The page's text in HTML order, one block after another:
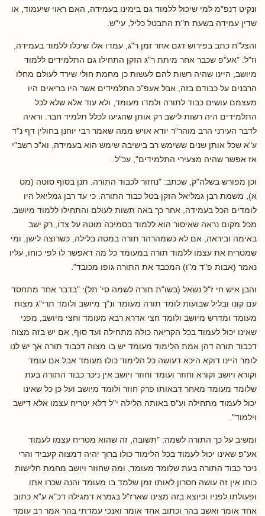
ונקיט דנפ"מ למי שיכול ללמוד גם בימינו בעמידה, האם ראוי שיעמוד, או
שדין עמידה בשעת ת"ת התבטל כליל, עי"ש.
והצל"ח כתב בפירוש דגם אחר זמן ר"ג, עמדו אלו שיכלו ללמוד בעמידה,
וז"ל: "אע"פ שכבר אחר מיתת ר"ג הזקן התחילו גם התלמידים ללמוד
מיושב, היינו שהיה רשות להם לעשות כן מחמת חולי שירד לעולם מחלו
הרבנים על כבודם בזה, אבל אעפ"כ התלמידים אשר היו בריאים היו
מעצמם עושים כבוד לתורה ולמדו מעומד, ולא עוד אלא שלא לכל
התלמידים היה רשות לישב רק אותן שהגיעו לכלל תלמיד חבר. וראיה
לדבר העירני הרב מוהר"ר יודא אויש ממה שאמר רבי יוחנן בחולין דף נ"ד
ע"א שכל אותן שנים ששימש רב בישיבה שימש הוא בעמידה, וא"כ רשב"י
אז אפשר שהיה מצעירי התלמידים", עכ"ל.
וכן מפורש בשלה"ק, שכתב: "נחזור לכבוד התורה. תנן בסוף סוטה (מט
א), משמת רבן גמליאל הזקן בטל כבוד התורה. כי עד רבן גמליאל היו
לומדים הכל בעמידה, אחר כך באה תשות לעולם והתחילו ללמוד מיושב.
מכל מקום נראה שאיסור הוא ללמוד בסמיכה מוטה על צדו, רק ישב
באימה וביראה, אם לא כשמהרהר תורה במטה בלילה, כשרוצה לישן. ומי
שמטריח את עצמו ללמוד תורה במעומד כל מה דאפשר לו לפי כוחו, עליו
נאמר (אבות פ"ד מ"ו) המכבד את התורה גופו מכובד".
והבן איש חי ז"ל נשאל (בשו"ת תורה לשמה סי' תל): "בדבר אחד מתחסד
עם קונו ובליל שבועות לומד תורה מעומד ונ"ך מיושב ולומד תרי"ג מצות
מעומד ומדרש מיושב ולומד חצי אדרא רבא מעומד וחצי מיושב, מפני
שאינו יכול לעמוד בכל הקריאה כולה מתחילה ועד סוף, אם יש בזה מצוה
דכבוד תורה דהן אמת הלימוד מעומד יש בו מצוה דכבוד תורה אך יש לנו
לומר היינו דוקא היכא דעושה כל הלימוד כולו מעומד אבל אם עומד
וקורא ויושב וקורא וחוזר ועומד וחוזר ויושב אין ניכר כבוד התורה בעת
שלומד מעומד מאחר דבאותו פרק חוזר ולומד מיושב ועל כן כל שאינו
יכול לעמוד מתחילה וע"ס באותה הלילה י"ל דלא יטריח עצמו אלא דישב
וילמוד".
ומשיב על כך התורה לשמה: "תשובה, זה שהוא מטריח עצמו לעמוד
אע"פ שאינו יכול לעמוד בכל הלימוד כולו ברוך יהיה דמצוה קעביד והרי
ניכר כבוד התורה בעת שלומד מעומד, ומה שחוזר ויושב מחמת חלישות
כוחו אין זה עושה חסרון לאותו זמן שלמד בו מעומד והנה שכרו אתו
ופעולתו לפניו וכיוצא בזה מצינו שארז"ל בגמרא דמגילה דכ"א ע"א כתוב
אחד אומר ואשב בהר וכתוב אחד אומר ואנכי עמדתי בהר אמר רב עומד